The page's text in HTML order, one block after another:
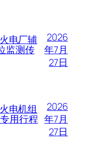
电厂辅
监测传
2026
年7月
27日
电机组
用行程
2026
年7月
27日